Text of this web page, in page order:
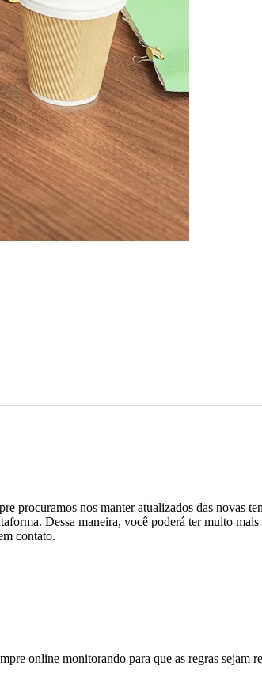
procuramos nos manter atualizados das novas
Dessa maneira, você poderá ter muito
contato.
online monitorando para que as regras sejam